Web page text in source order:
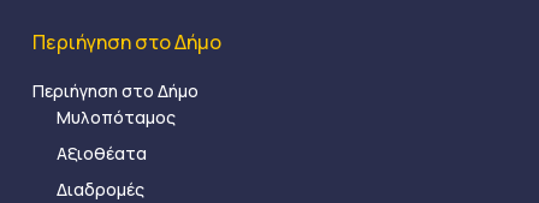
Περιήγηση στο Δήμο
Περιήγηση στο Δήμο
Μυλοπόταμος
Αξιοθέατα
Διαδρομές